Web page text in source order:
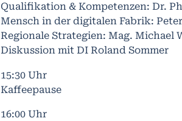
Qualifikation & Kompetenzen: Dr.
Mensch in der digitalen Fabrik:
Regionale Strategien: Mag. Michael
Diskussion mit DI Roland Sommer
15:30 Uhr
Kaffeepause
16:00 Uhr